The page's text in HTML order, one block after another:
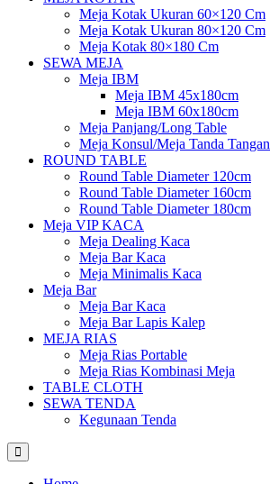
Meja Kotak Ukuran 60×120 Cm
Meja Kotak Ukuran 80×120 Cm
Meja Kotak 80×180 Cm
SEWA MEJA
Meja IBM
Meja IBM 45x180cm
Meja IBM 60x180cm
Meja Panjang/Long Table
Meja Konsul/Meja Tanda Tangan
ROUND TABLE
Round Table Diameter 120cm
Round Table Diameter 160cm
Round Table Diameter 180cm
Meja VIP KACA
Meja Dealing Kaca
Meja Bar Kaca
Meja Minimalis Kaca
Meja Bar
Meja Bar Kaca
Meja Bar Lapis Kalep
MEJA RIAS
Meja Rias Portable
Meja Rias Kombinasi Meja
TABLE CLOTH
SEWA TENDA
Kegunaan Tenda